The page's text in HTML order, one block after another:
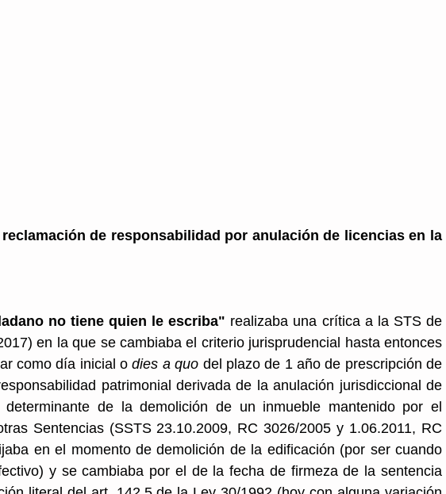
de responsabilidad por anulación de licencias en la
no tiene quien le escriba" realizaba una crítica a la STS de
en la que se cambiaba el criterio jurisprudencial hasta entonces
como día inicial o dies a quo del plazo de 1 año de prescripción de
patrimonial derivada de la anulación jurisdiccional de
de la demolición de un inmueble mantenido por el
Sentencias (SSTS 23.10.2009, RC 3026/2005 y 1.06.2011, RC
en el momento de demolición de la edificación (por ser cuando
y se cambiaba por el de la fecha de firmeza de la sentencia